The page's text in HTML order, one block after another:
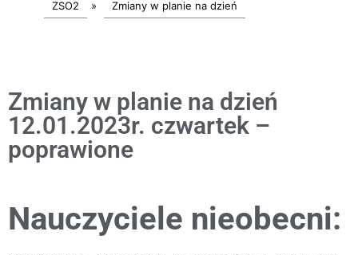
ZSO2 » Zmiany w planie na dzień
Zmiany w planie na dzień
12.01.2023r. czwartek –
poprawione
Nauczyciele nieobecni: